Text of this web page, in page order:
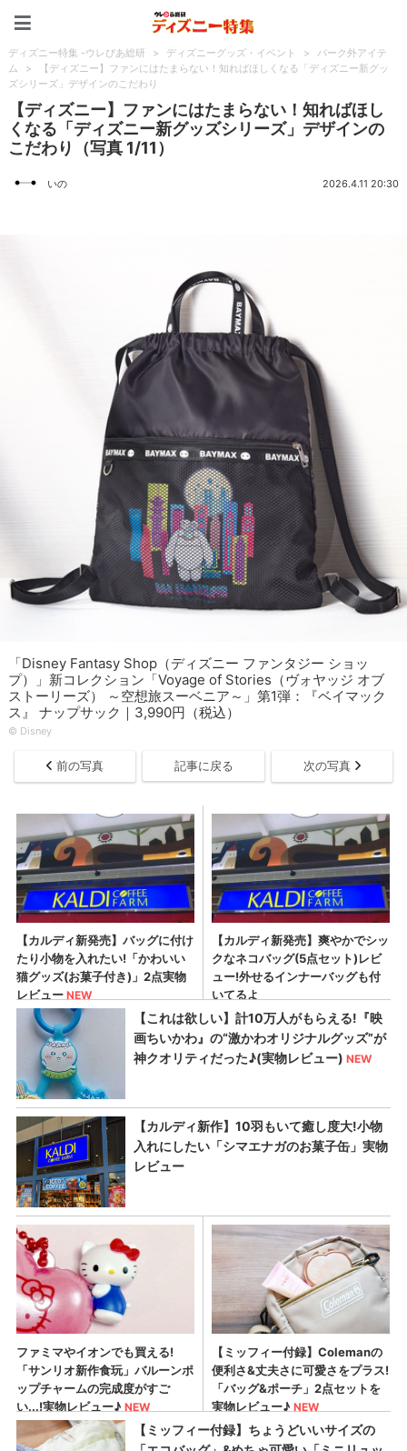
ディズニー特集 -ウレぴあ総研 > ディズニーグッズ・イベント >
パーク外アイテ
ム
>
【ディズニー】ファンにはたまらない！知ればほしくなる「ディズニー新グッ
ズシリーズ」デザインのこだわり
【ディズニー】ファンにはたまらない！知ればほし
くなる「ディズニー新グッズシリーズ」デザインの
こだわり（写真 1/11）
いの 2026.4.11 20:30
「Disney Fantasy Shop（ディズニー ファンタジー ショッ
プ）」新コレクション「Voyage of Stories（ヴォヤッジ オブ
ストーリーズ） ～空想旅スーベニア～」第1弾：『ベイマック
ス』 ナップサック｜3,990円（税込）
© Disney
前の写真 記事に戻る 次の写真